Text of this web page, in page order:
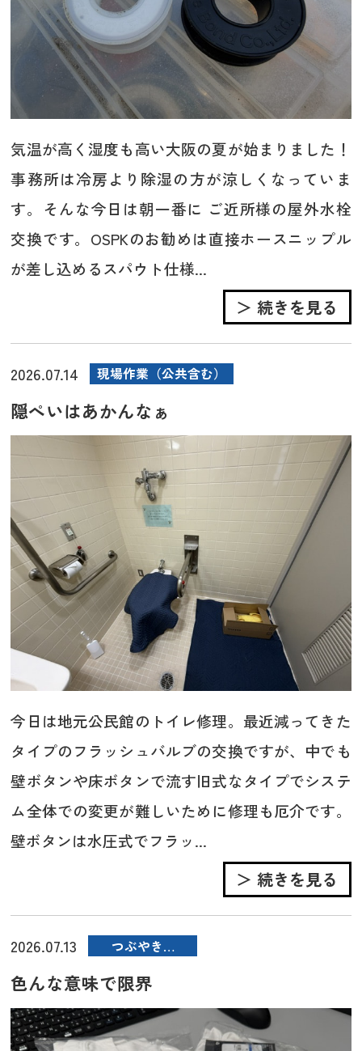
気温が高く湿度も高い大阪の夏が始まりました！
事務所は冷房より除湿の方が涼しくなっていま
す。そんな今日は朝一番に ご近所様の屋外水栓
交換です。OSPKのお勧めは直接ホースニップル
が差し込めるスパウト仕様...
＞ 続きを見る
2026.07.14 現場作業（公共含む）
隠ぺいはあかんなぁ
今日は地元公民館のトイレ修理。最近減ってきた
タイプのフラッシュバルブの交換ですが、中でも
壁ボタンや床ボタンで流す旧式なタイプでシステ
ム全体での変更が難しいために修理も厄介です。
壁ボタンは水圧式でフラッ...
＞ 続きを見る
2026.07.13 つぶやき…
色んな意味で限界